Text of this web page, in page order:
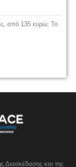
από 135 ευρώ; Το
Διασκέδασης και της